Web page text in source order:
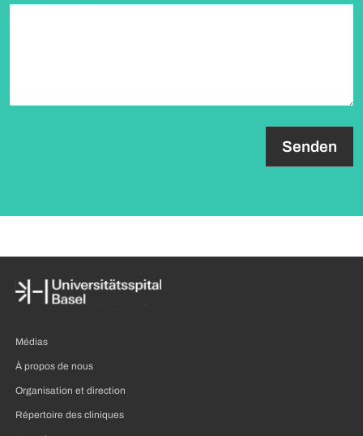
Médias
À propos de nous
Organisation et direction
Répertoire des cliniques